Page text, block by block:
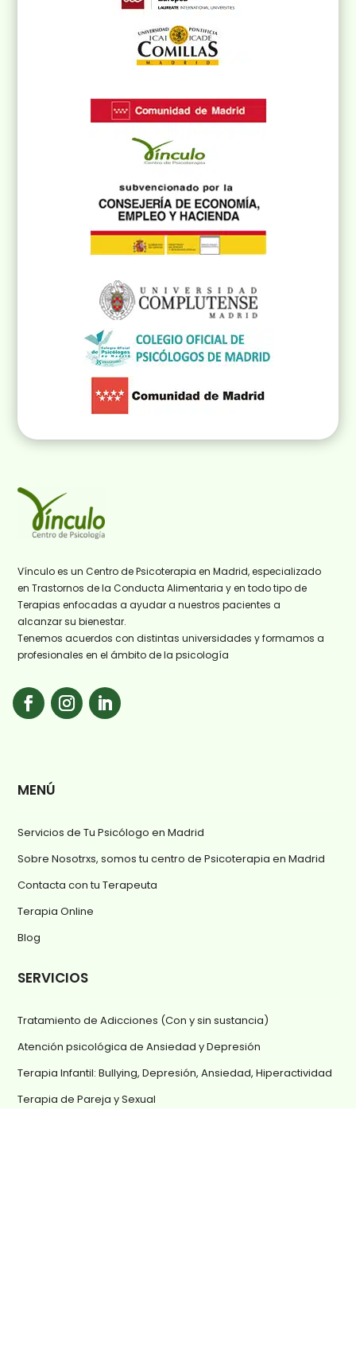
Vínculo es un Centro de Psicoterapia en Madrid, especializado
en Trastornos de la Conducta Alimentaria y en todo tipo de
Terapias enfocadas a ayudar a nuestros pacientes a
alcanzar su bienestar.
Tenemos acuerdos con distintas universidades y formamos a
profesionales en el ámbito de la psicología
MENÚ
Servicios de Tu Psicólogo en Madrid
Sobre Nosotrxs, somos tu centro de Psicoterapia en Madrid
Contacta con tu Terapeuta
Terapia Online
Blog
SERVICIOS
Tratamiento de Adicciones (Con y sin sustancia)
Atención psicológica de Ansiedad y Depresión
Terapia Infantil: Bullying, Depresión, Ansiedad, Hiperactividad
Terapia de Pareja y Sexual